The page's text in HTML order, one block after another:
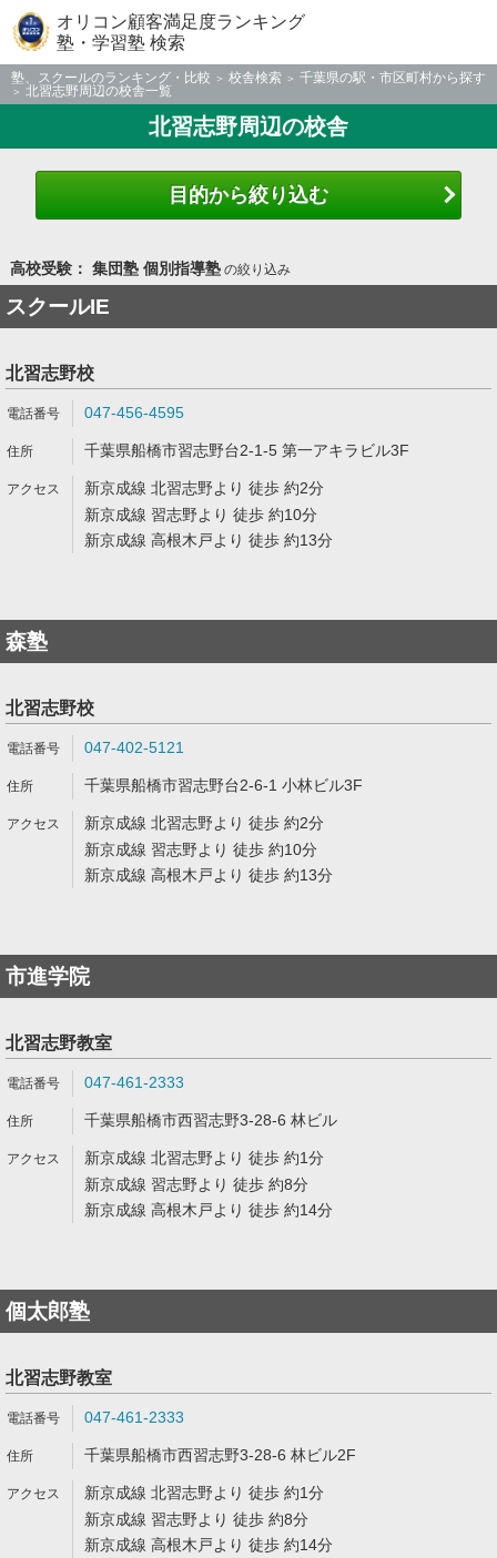
オリコン顧客満足度ランキング
塾・学習塾 検索
塾、スクールのランキング・比較 校舎検索
千葉県の駅・市区町村から探す
北習志野周辺の校舎一覧
北習志野周辺の校舎
目的から絞り込む
高校受験： 集団塾 個別指導塾の絞り込み
スクールIE
北習志野校
047-456-4595
千葉県船橋市習志野台2-1-5 第一アキラビル3F
新京成線 北習志野より 徒歩 約2分
新京成線 習志野より 徒歩 約10分
新京成線 高根木戸より 徒歩 約13分
森塾
北習志野校
047-402-5121
千葉県船橋市習志野台2-6-1 小林ビル3F
新京成線 北習志野より 徒歩 約2分
新京成線 習志野より 徒歩 約10分
新京成線 高根木戸より 徒歩 約13分
市進学院
北習志野教室
047-461-2333
千葉県船橋市西習志野3-28-6 林ビル
新京成線 北習志野より 徒歩 約1分
新京成線 習志野より 徒歩 約8分
新京成線 高根木戸より 徒歩 約14分
個太郎塾
北習志野教室
047-461-2333
千葉県船橋市西習志野3-28-6 林ビル2F
新京成線 北習志野より 徒歩 約1分
新京成線 習志野より 徒歩 約8分
新京成線 高根木戸より 徒歩 約14分